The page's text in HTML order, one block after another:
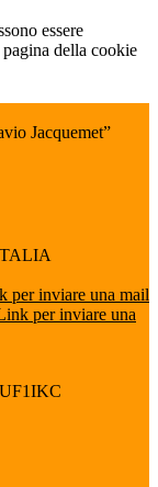
essere
della cookie
Jacquemet”
per inviare una mail
per inviare una